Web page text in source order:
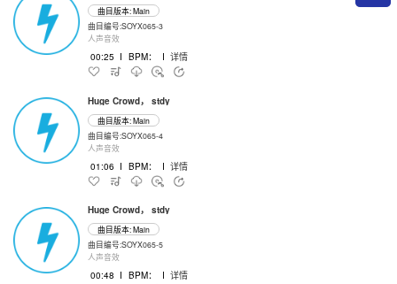
曲目版本: Main
曲目编号:SOYX065-3
人声音效
00:25 I BPM： I 详情
Huge Crowd， stdy
曲目版本: Main
曲目编号:SOYX065-4
人声音效
01:06 I BPM： I 详情
Huge Crowd， stdy
曲目版本: Main
曲目编号:SOYX065-5
人声音效
00:48 I BPM： I 详情